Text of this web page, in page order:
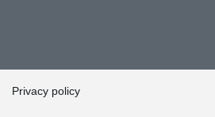
Privacy policy